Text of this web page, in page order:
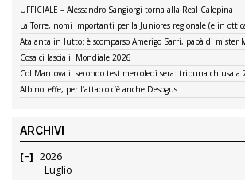
UFFICIALE – Alessandro Sangiorgi torna alla Real Calepina
La Torre, nomi importanti per la Juniores regionale (e in
Atalanta in lutto: è scomparso Amerigo Sarri, papà di mister
Cosa ci lascia il Mondiale 2026
Col Mantova il secondo test mercoledì sera: tribuna chiusa a
AlbinoLeffe, per l’attacco c’è anche Desogus
ARCHIVI
2026
Luglio